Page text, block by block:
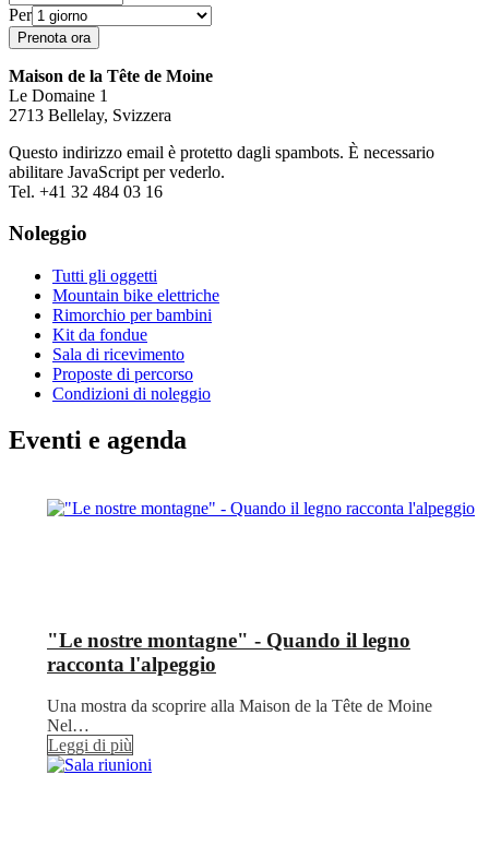
Per
Maison de la Tête de Moine
Le Domaine 1
2713 Bellelay, Svizzera
Questo indirizzo email è protetto dagli spambots. È necessario
abilitare JavaScript per vederlo.
Tel. +41 32 484 03 16
Noleggio
Tutti gli oggetti
Mountain bike elettriche
Rimorchio per bambini
Kit da fondue
Sala di ricevimento
Proposte di percorso
Condizioni di noleggio
Eventi e agenda
"Le nostre montagne" - Quando il legno
racconta l'alpeggio
Una mostra da scoprire alla Maison de la Tête de Moine
Nel…
Leggi di più